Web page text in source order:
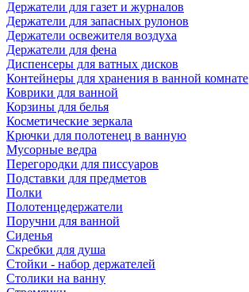
Держатели для газет и журналов
Держатели для запасных рулонов
Держатели освежителя воздуха
Держатели для фена
Диспенсеры для ватных дисков
Контейнеры для хранения в ванной комнате
Коврики для ванной
Корзины для белья
Косметические зеркала
Крючки для полотенец в ванную
Мусорные ведра
Перегородки для писсуаров
Подставки для предметов
Полки
Полотенцедержатели
Поручни для ванной
Сиденья
Скребки для душа
Стойки - набор держателей
Столики на ванну